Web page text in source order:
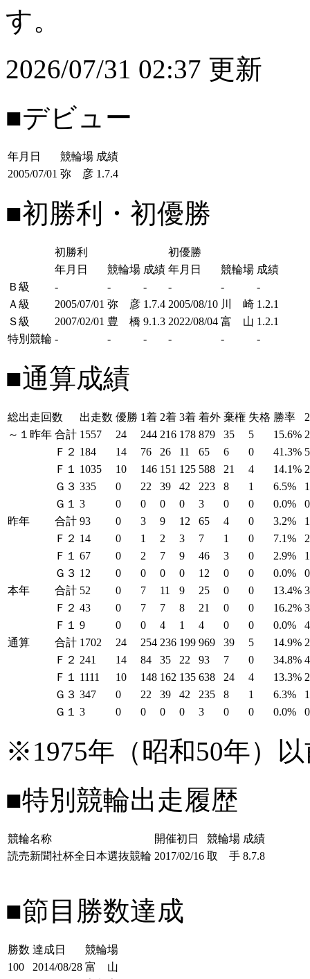
す。
2026/07/31 02:37 更新
■デビュー
年月日 競輪場 成績
2005/07/01 弥 彦 1.7.4
■初勝利・初優勝
初勝利
初優勝
年月日
競輪場 成績 年月日 競輪場 成績
Ｂ級
- - - - -
-
Ａ級
2005/07/01 弥 彦 1.7.4 2005/08/10 川 崎 1.2.1
Ｓ級
2007/02/01 豊 橋 9.1.3 2022/08/04 富 山 1.2.1
特別競輪 - - - - - -
■通算成績
総出走回数 出走数 優勝 1着 2着 3着 着外 棄権 失格 勝率
～１昨年 合計 1557 24 244 216 178 879 35 5 15.6%
Ｆ２ 184 14 76 26 11 65 6 0 41.3%
Ｆ１
1035 10 146 151 125 588 21 4 14.1%
Ｇ３ 335 0 22 39 42 223 8 1 6.5%
Ｇ１
3 0 0 0 0 3 0 0 0.0%
昨年
合計 93 0 3 9 12 65 4 0 3.2%
Ｆ２ 14 0 1 2 3 7 1 0 7.1%
Ｆ１
67 0 2 7 9 46 3 0 2.9%
Ｇ３ 12 0 0 0 0 12 0 0 0.0%
本年
合計 52 0 7 11 9 25 0 0 13.4%
Ｆ２ 43 0 7 7 8 21 0 0 16.2%
Ｆ１
9 0 0 4 1 4 0 0 0.0%
通算
合計 1702 24 254 236 199 969 39 5 14.9%
Ｆ２ 241 14 84 35 22 93 7 0 34.8%
Ｆ１
1111 10 148 162 135 638 24 4 13.3%
Ｇ３ 347 0 22 39 42 235 8 1 6.3%
Ｇ１
3 0 0 0 0 3 0 0 0.0%
※1975年（昭和50年）
■特別競輪出走履歴
競輪名称 開催初日 競輪場 成績
読売新聞社杯全日本選抜競輪 2017/02/16 取 手 8.7.8
■節目勝数達成
勝数 達成日
競輪場
100
2014/08/28 富 山